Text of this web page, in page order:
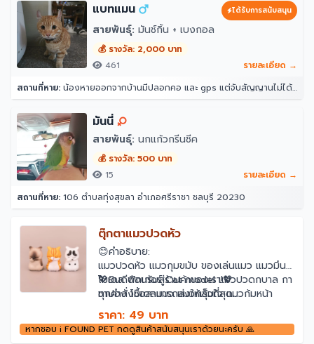
แบทแมน ได้รับการสนับสนุน
สายพันธุ์: มันช์กิ้น + เบงกอล
💰 รางวัล: 2,000 บาท
461
รายละเอียด →
สถานที่หาย: น้องหายออกจากบ้านมีปลอกคอ และ gps แต่จับสัญญานไม่ได้ จุดที่น้องหายล่าสุดคือ หลังบ้าน204 ราณี 7 แขวงคันนายาว เขตคันนายาว กรุงเทพมหานคร 10230
มันนี่
สายพันธุ์: นกแก้วกรีนชีค
💰 รางวัล: 500 บาท
15
รายละเอียด →
สถานที่หาย: 106 ตำบลทุ่งสุขลา อำเภอศรีราชา ชลบุรี 20230
ตุ๊กตาแมวปวดหัว
😊คำอธิบาย:
แมวปวดหัว แมวกุมขมับ ของเล่นแมว แมวมึน
โมเดล ฟิกเกอร์ Cat model แมวปวดกบาล กา
ชาปอง โมเดลแมว แมวกลุ้มใจ แมวก้มหน้า
😊รายละเอียดรายละเอียด:
วัสดุที่เห็น: ดูคำอธิบาย
หมวดหมู่: กล่องตาบอด
💖ยินดีต้อนรับสู่ร้านค้าของเรา!💖
ทุกคำสั่งซื้อสามารถส่งให้เร็วที่สุด
คำแนะนำในการจัดส่ง:
คำสั่งซื้อที่ชำระเงินของเขาจะถูกจัดส่งภายใน 48
ชั่วโมงหากสินค้าหมดเราจะติดต่อคุณเพื่อยืนยัน
ราคา: 49 บาท
หากชอบ i FOUND PET กดดูสินค้าสนับสนุนเราด้วยนะครับ 🙏